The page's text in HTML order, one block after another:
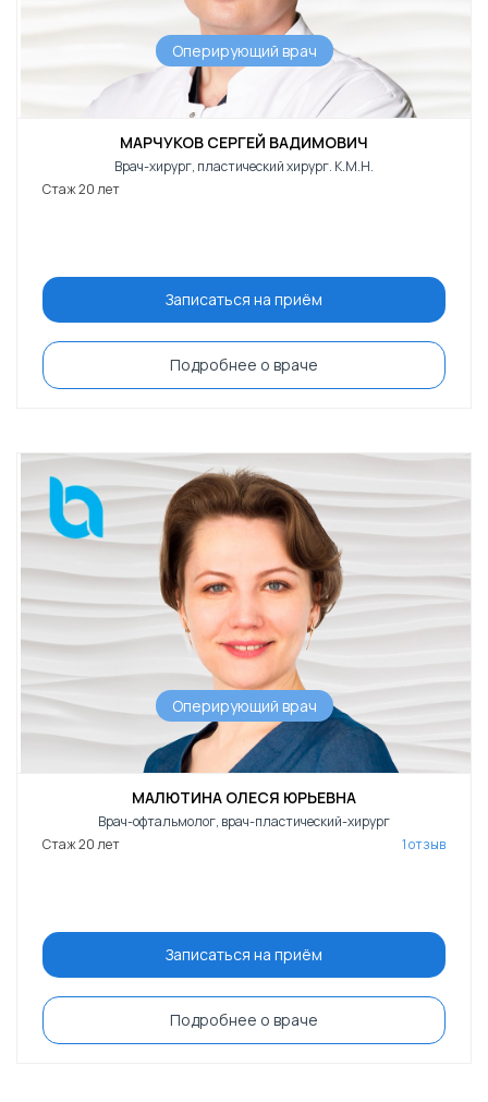
Оперирующий врач
МАРЧУКОВ СЕРГЕЙ ВАДИМОВИЧ
Врач-хирург, пластический хирург. К.М.Н.
Стаж 20 лет
Записаться на приём
Подробнее о враче
Оперирующий врач
МАЛЮТИНА ОЛЕСЯ ЮРЬЕВНА
Врач-офтальмолог, врач-пластический-хирург
Стаж 20 лет
1 отзыв
Записаться на приём
Подробнее о враче